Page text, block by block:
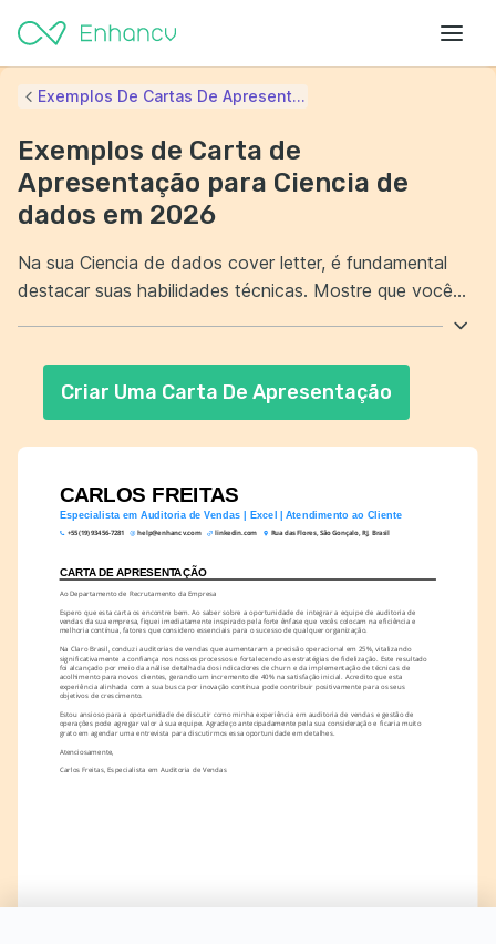
CARLOS FREITAS
Especialista em Auditoria de Vendas | Excel | Atendimento ao Cliente
+55 (19) 93456-7281 help@enhancv.com linkedin.com Rua das Flores, São Gonçalo, RJ, Brasil
CARTA DE APRESENTAÇÃO
Ao Departamento de Recrutamento da Empresa
Espero que esta carta os encontre bem. Ao saber sobre a oportunidade de integrar a equipe de auditoria de
vendas da sua empresa, fiquei imediatamente inspirado pela forte ênfase que vocês colocam na eficiência e
melhoria contínua, fatores que considero essenciais para o sucesso de qualquer organização.
Na Claro Brasil, conduzi auditorias de vendas que aumentaram a precisão operacional em 25%, vitalizando
significativamente a confiança nos nossos processos e fortalecendo as estratégias de fidelização. Este resultado
foi alcançado por meio da análise detalhada dos indicadores de churn e da implementação de técnicas de
acolhimento para novos clientes, gerando um incremento de 40% na satisfação inicial. Acredito que esta
experiência alinhada com a sua busca por inovação contínua pode contribuir positivamente para os seus
objetivos de crescimento.
Estou ansioso para a oportunidade de discutir como minha experiência em auditoria de vendas e gestão de
operações pode agregar valor à sua equipe. Agradeço antecipadamente pela sua consideração e ficaria muito
grato em agendar uma entrevista para discutirmos essa oportunidade em detalhes.
Atenciosamente,
Carlos Freitas, Especialista em Auditoria de Vendas
Exemplos De Cartas De Apresent...
Exemplos de Carta de
Apresentação para Ciencia de
dados em 2026
Na sua Ciencia de dados cover letter, é fundamental
destacar suas habilidades técnicas. Mostre que você
resolver problemas complexos através da análise de
dados. Demonstre que suas decisões são orientadas
Criar Uma Carta De Apresentação